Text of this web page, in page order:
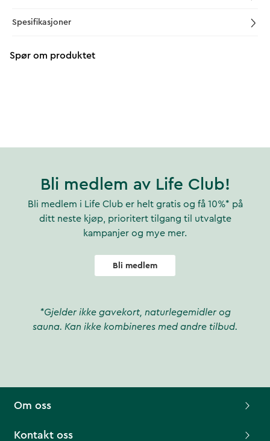
Spesifikasjoner
Spør om produktet
Bli medlem av Life Club!
Bli medlem i Life Club er helt gratis og få 10%* på
ditt neste kjøp, prioritert tilgang til utvalgte
kampanjer og mye mer.
Bli medlem
*Gjelder ikke gavekort, naturlegemidler og
sauna. Kan ikke kombineres med andre tilbud.
Om oss
Kontakt oss